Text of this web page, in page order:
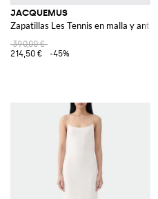
JACQUEMUS
Zapatillas Les Tennis en malla y ante
390,00 €
214,50 €
-45%